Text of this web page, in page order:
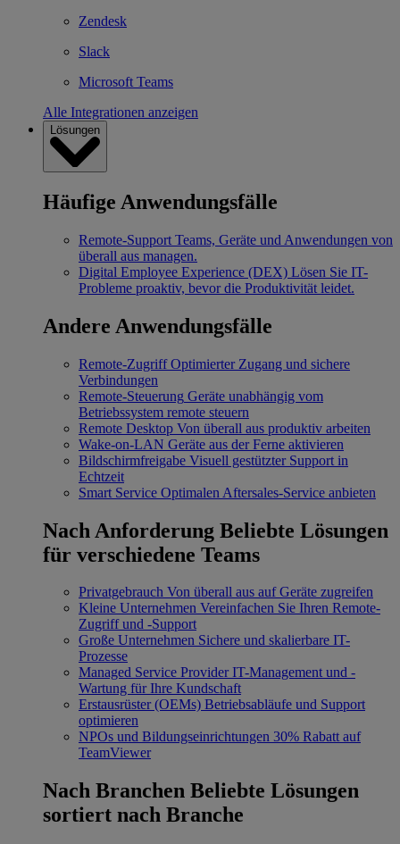
Zendesk
Slack
Microsoft Teams
Alle Integrationen anzeigen
Lösungen
Häufige Anwendungsfälle
Remote-Support Teams, Geräte und Anwendungen von
überall aus managen.
Digital Employee Experience (DEX) Lösen Sie IT-
Probleme proaktiv, bevor die Produktivität leidet.
Andere Anwendungsfälle
Remote-Zugriff Optimierter Zugang und sichere
Verbindungen
Remote-Steuerung Geräte unabhängig vom
Betriebssystem remote steuern
Remote Desktop Von überall aus produktiv arbeiten
Wake-on-LAN Geräte aus der Ferne aktivieren
Bildschirmfreigabe Visuell gestützter Support in
Echtzeit
Smart Service Optimalen Aftersales-Service anbieten
Nach Anforderung Beliebte Lösungen
für verschiedene Teams
Privatgebrauch Von überall aus auf Geräte zugreifen
Kleine Unternehmen Vereinfachen Sie Ihren Remote-
Zugriff und -Support
Große Unternehmen Sichere und skalierbare IT-
Prozesse
Managed Service Provider IT-Management und -
Wartung für Ihre Kundschaft
Erstausrüster (OEMs) Betriebsabläufe und Support
optimieren
NPOs und Bildungseinrichtungen 30% Rabatt auf
TeamViewer
Nach Branchen Beliebte Lösungen
sortiert nach Branche